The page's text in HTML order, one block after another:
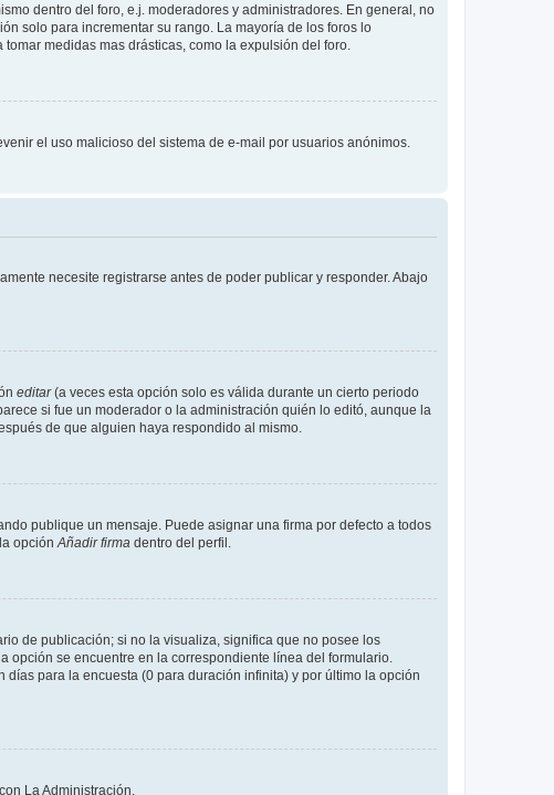
dentro del foro, e.j. moderadores y administradores. En general, no
solo para incrementar su rango. La mayoría de los foros lo
medidas mas drásticas, como la expulsión del foro.
el uso malicioso del sistema de e-mail por usuarios anónimos.
necesite registrarse antes de poder publicar y responder. Abajo
editar(a veces esta opción solo es válida durante un cierto periodo
si fue un moderador o la administración quién lo editó, aunque la
de que alguien haya respondido al mismo.
publique un mensaje. Puede asignar una firma por defecto a todos
opción Añadir firma dentro del perfil.
de publicación; si no la visualiza, significa que no posee los
se encuentre en la correspondiente línea del formulario.
para la encuesta (0 para duración infinita) y por último la opción
La Administración.